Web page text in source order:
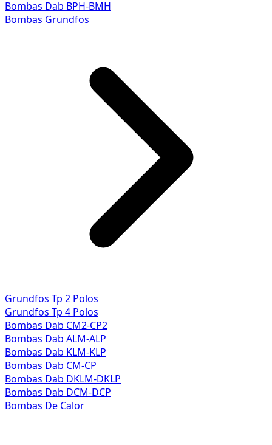
Bombas Dab BPH-BMH
Bombas Grundfos
Grundfos Tp 2 Polos
Grundfos Tp 4 Polos
Bombas Dab CM2-CP2
Bombas Dab ALM-ALP
Bombas Dab KLM-KLP
Bombas Dab CM-CP
Bombas Dab DKLM-DKLP
Bombas Dab DCM-DCP
Bombas De Calor